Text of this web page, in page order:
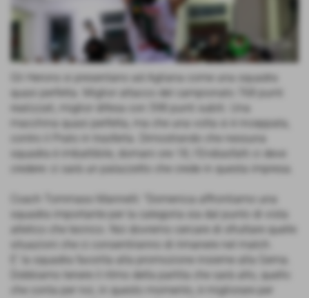
Gli Herons si presentano ad Agliana come una squadra
quasi perfetta. Miglior attacco del campionato 768 punti
macchina quasi perfetta, ma che una volta si è inceppata,
squadra è imbattibile, domani ore 18, l'Endiasfalti ci deve
credere: ci sarà un palazzetto che crede in questa impresa.
squadra importante per la categoria sia dal punto di vista
atletico che tecnico. Noi dovremo cercare di sfruttare quelle
E' la squadra favorita alla promozione insieme alla Gema.
Dobbiamo tenere il ritmo della partita che sarà alto, quello
che conta per noi, in questo momento, è migliorare per